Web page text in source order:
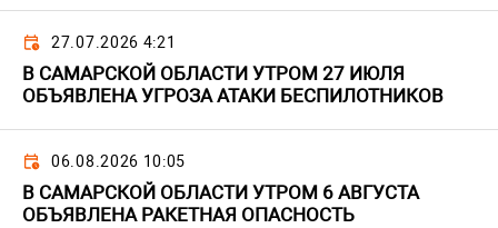
27.07.2026 4:21
В САМАРСКОЙ ОБЛАСТИ УТРОМ 27 ИЮЛЯ
ОБЪЯВЛЕНА УГРОЗА АТАКИ БЕСПИЛОТНИКОВ
06.08.2026 10:05
В САМАРСКОЙ ОБЛАСТИ УТРОМ 6 АВГУСТА
ОБЪЯВЛЕНА РАКЕТНАЯ ОПАСНОСТЬ